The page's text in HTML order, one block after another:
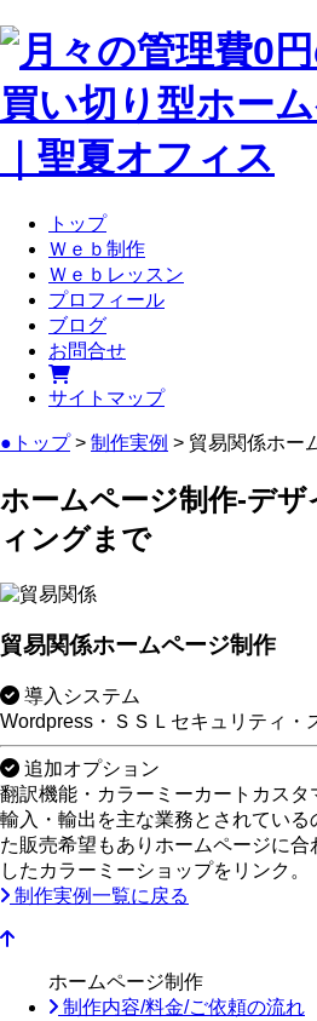
トップ
Ｗｅｂ制作
Ｗｅｂレッスン
プロフィール
ブログ
お問合せ
サイトマップ
●トップ> 制作実例 > 貿易関係ホー
ホームページ制作-デ
ィングまで
貿易関係ホームページ制作
導入システム
Wordpress・ＳＳＬセキュリティ・
追加オプション
翻訳機能・カラーミーカートカスタ
輸入・輸出を主な業務とされている
た販売希望もありホームページに
したカラーミーショップをリンク。
制作実例一覧に戻る
ホームページ制作
制作内容/料金/ご依頼の流れ